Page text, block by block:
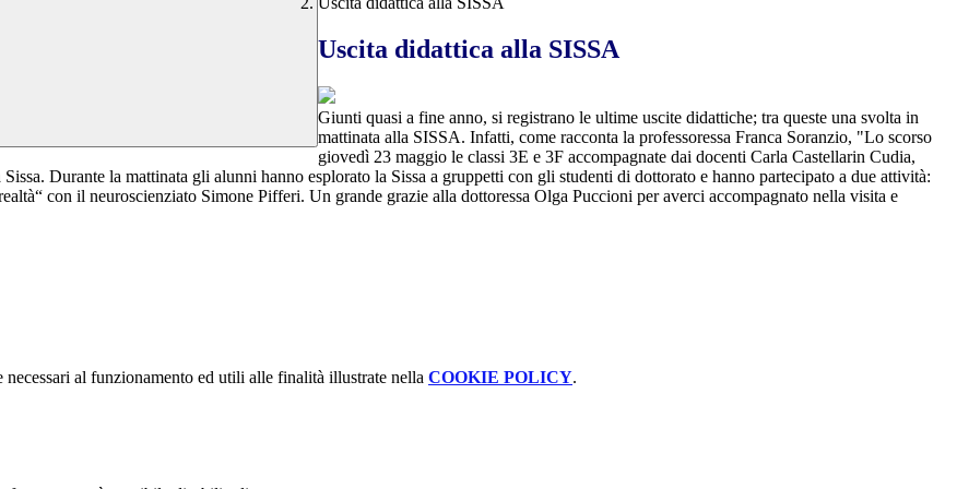
Uscita didattica alla SISSA
Giunti quasi a fine anno, si registrano le ultime uscite didattiche; tra queste una svolta in
mattinata alla SISSA. Infatti, come racconta la professoressa Franca Soranzio, "Lo scorso
giovedì 23 maggio le classi 3E e 3F accompagnate dai docenti Carla Castellarin Cudia,
Durante la mattinata gli alunni hanno esplorato la Sissa a gruppetti con gli studenti di dottorato e hanno partecipato a due attività:
con il neuroscienziato Simone Pifferi. Un grande grazie alla dottoressa Olga Puccioni per averci accompagnato nella visita e
al funzionamento ed utili alle finalità illustrate nella COOKIE POLICY.